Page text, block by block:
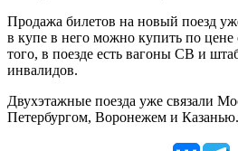
Продажа билетов на новый поезд
в купе в него можно купить по
того, в поезде есть вагоны СВ и
инвалидов.
Двухэтажные поезда уже связали
Петербургом, Воронежем и Казанью.